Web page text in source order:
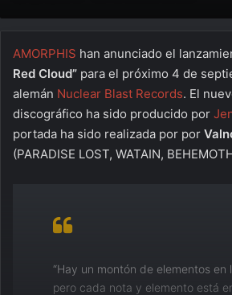
AMORPHIS han anunciado el
Red Cloud” para el próximo 4 de
alemán Nuclear Blast Records. El
discográfico ha sido producido por
portada ha sido realizada por por
(PARADISE LOST, WATAIN,
“Hay un montón de elementos en
pero cada nota y elemento está